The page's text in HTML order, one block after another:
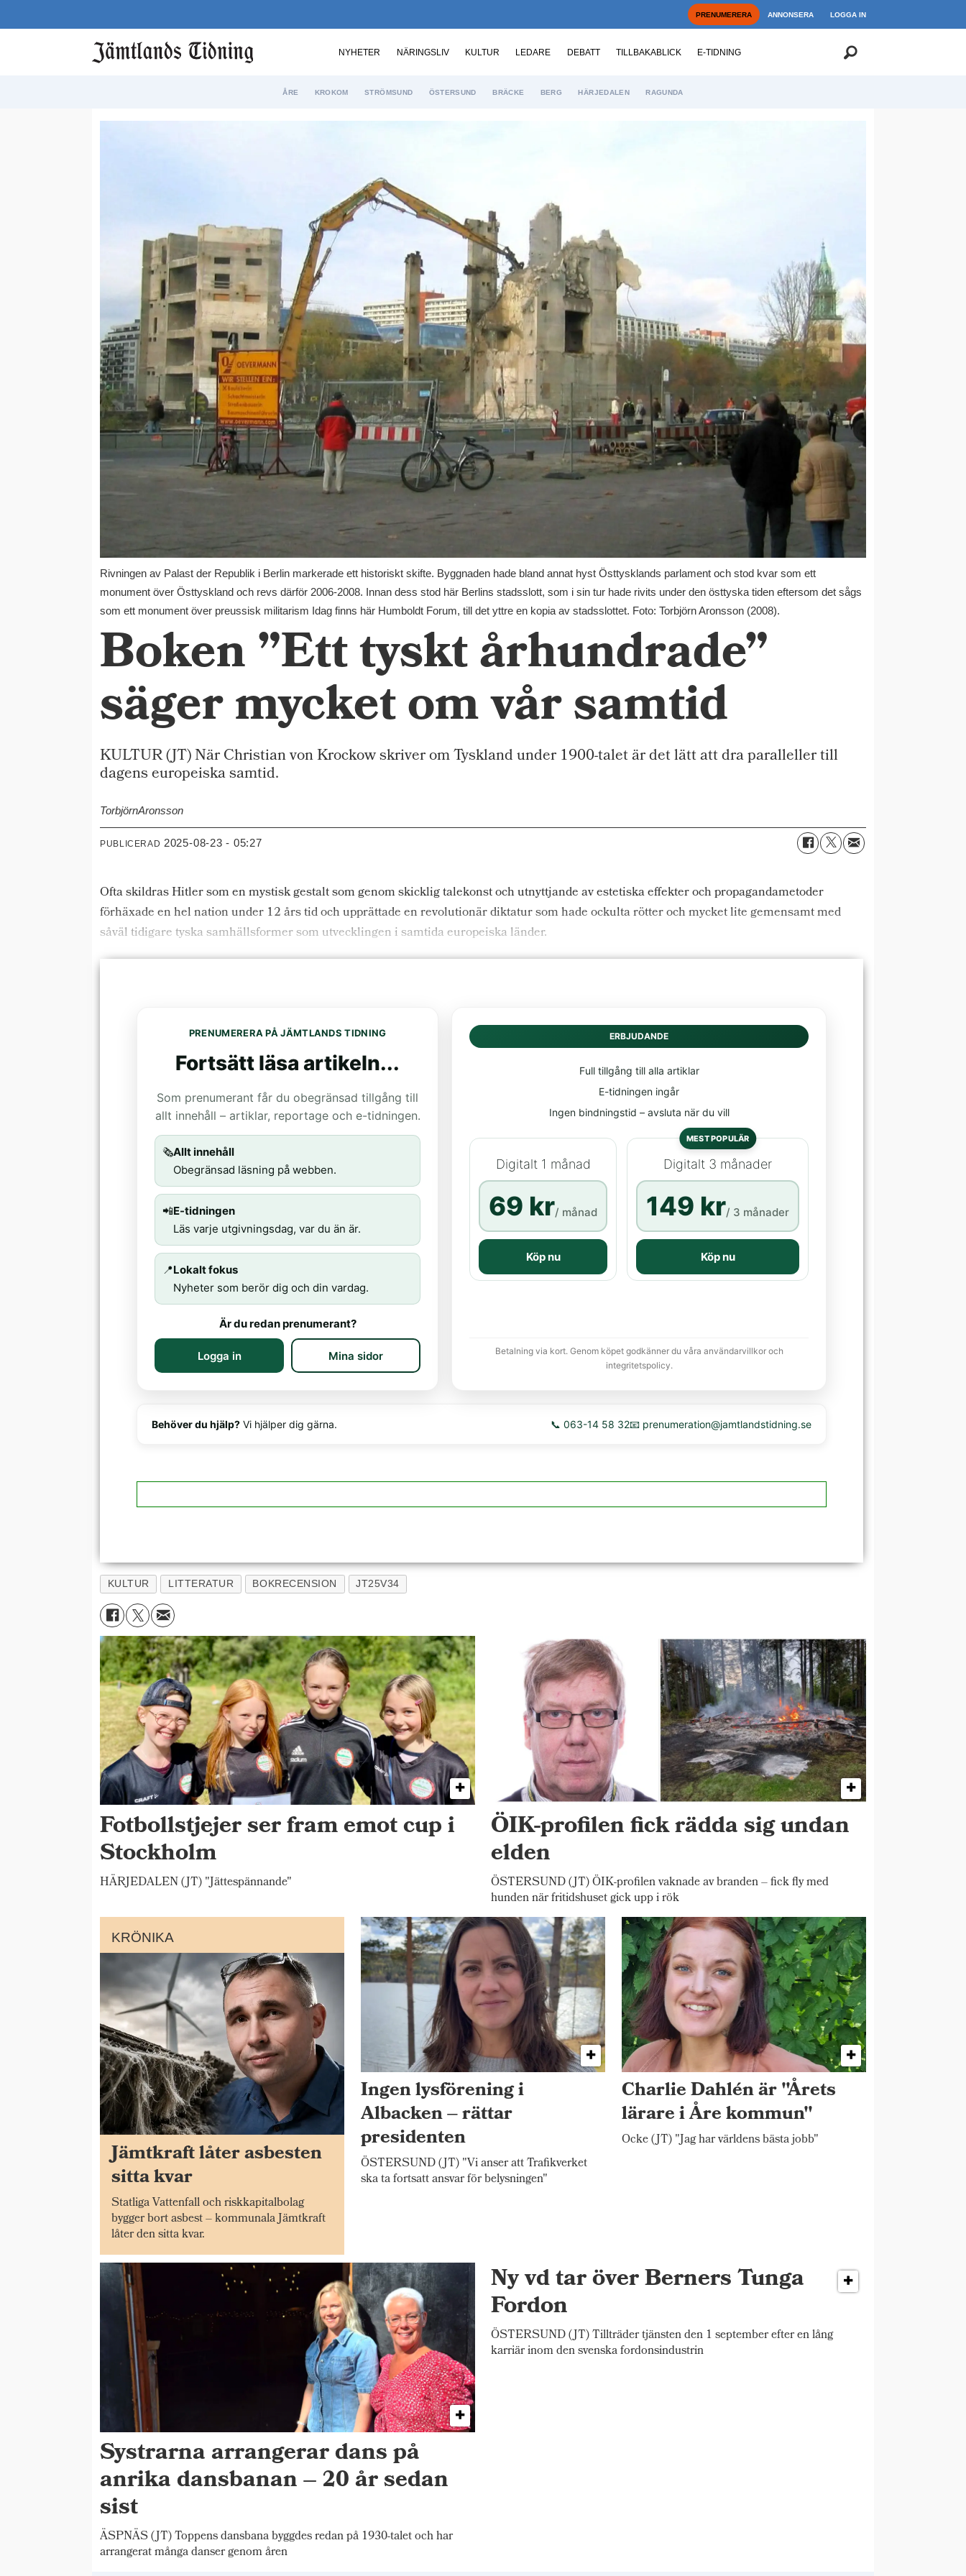
PRENUMERERA ANNONSERA LOGGA IN
NYHETER NÄRINGSLIV KULTUR LEDARE DEBATT TILLBAKABLICK E-TIDNING
ÅRE KROKOM STRÖMSUND ÖSTERSUND BRÄCKE BERG HÄRJEDALEN RAGUNDA
Rivningen av Palast der Republik i Berlin markerade ett historiskt skifte. Byggnaden hade bland annat hyst Östtysklands parlament och stod kvar som ett
monument över Östtyskland och revs därför 2006-2008. Innan dess stod här Berlins stadsslott, som i sin tur hade rivits under den östtyska tiden eftersom det sågs
som ett monument över preussisk militarism Idag finns här Humboldt Forum, till det yttre en kopia av stadsslottet. Foto: Torbjörn Aronsson (2008).
Boken ”Ett tyskt århundrade”
säger mycket om vår samtid
KULTUR (JT) När Christian von Krockow skriver om Tyskland under 1900-talet är det lätt att dra paralleller till
dagens europeiska samtid.
TorbjörnAronsson
PUBLICERAD 2025-08-23 - 05:27
Ofta skildras Hitler som en mystisk gestalt som genom skicklig talekonst och utnyttjande av estetiska effekter och propagandametoder
förhäxade en hel nation under 12 års tid och upprättade en revolutionär diktatur som hade ockulta rötter och mycket lite gemensamt med
såväl tidigare tyska samhällsformer som utvecklingen i samtida europeiska länder.
PRENUMERERA PÅ JÄMTLANDS TIDNING
Fortsätt läsa artikeln...
Som prenumerant får du obegränsad tillgång till
allt innehåll – artiklar, reportage och e-tidningen.
🗞️Allt innehåll
Obegränsad läsning på webben.
📲E-tidningen
Läs varje utgivningsdag, var du än är.
📍Lokalt fokus
Nyheter som berör dig och din vardag.
Är du redan prenumerant?
Logga in Mina sidor
ERBJUDANDE
Full tillgång till alla artiklar
E-tidningen ingår
Ingen bindningstid – avsluta när du vill
Digitalt 1 månad
69 kr/ månad
Köp nu
MEST POPULÄR
Digitalt 3 månader
149 kr/ 3 månader
Köp nu
Betalning via kort. Genom köpet godkänner du våra användarvillkor och
integritetspolicy.
Behöver du hjälp? Vi hjälper dig gärna. 📞 063-14 58 32📧 prenumeration@jamtlandstidning.se
KULTUR LITTERATUR BOKRECENSION JT25V34
Fotbollstjejer ser fram emot cup i
Stockholm
HÄRJEDALEN (JT) "Jättespännande"
ÖIK-profilen fick rädda sig undan
elden
ÖSTERSUND (JT) ÖIK-profilen vaknade av branden – fick fly med
hunden när fritidshuset gick upp i rök
KRÖNIKA
Jämtkraft låter asbesten
sitta kvar
Statliga Vattenfall och riskkapitalbolag
bygger bort asbest – kommunala Jämtkraft
låter den sitta kvar.
Ingen lysförening i
Albacken – rättar
presidenten
ÖSTERSUND (JT) "Vi anser att Trafikverket
ska ta fortsatt ansvar för belysningen"
Charlie Dahlén är "Årets
lärare i Åre kommun"
Ocke (JT) "Jag har världens bästa jobb"
Systrarna arrangerar dans på
anrika dansbanan – 20 år sedan
sist
ÄSPNÄS (JT) Toppens dansbana byggdes redan på 1930-talet och har
arrangerat många danser genom åren
Ny vd tar över Berners Tunga
Fordon
ÖSTERSUND (JT) Tillträder tjänsten den 1 september efter en lång
karriär inom den svenska fordonsindustrin